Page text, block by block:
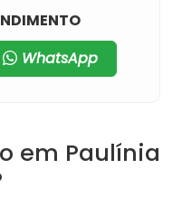
WhatsApp
em Paulínia